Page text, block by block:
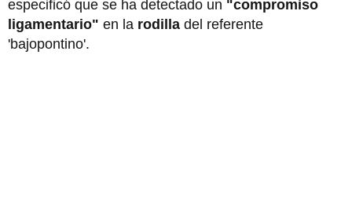
especificó que se ha detectado un "compromiso
ligamentario" en la rodilla del referente
'bajopontino'.